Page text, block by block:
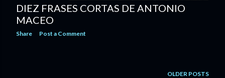
DIEZ FRASES CORTAS DE ANTONIO
MACEO
Share Post a Comment
OLDER POSTS